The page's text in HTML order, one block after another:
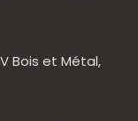
Bois et Métal,